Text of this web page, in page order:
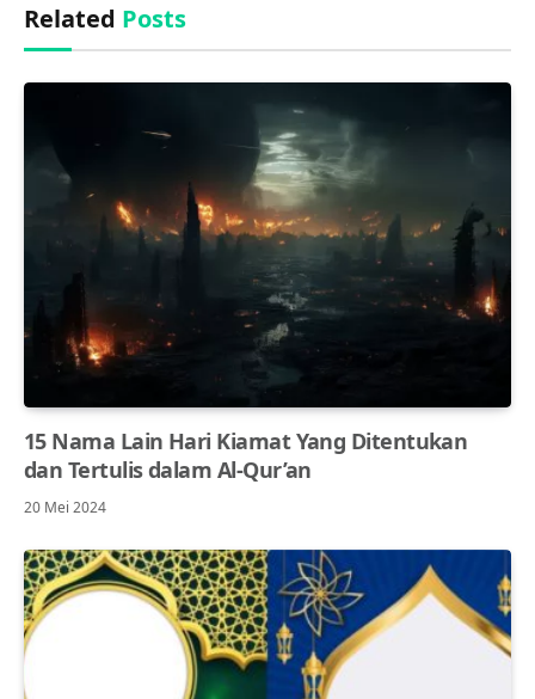
Related Posts
15 Nama Lain Hari Kiamat Yang Ditentukan
dan Tertulis dalam Al-Qur’an
20 Mei 2024